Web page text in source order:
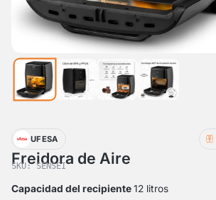
UFESA
Freidora de Aire
SKU: SENSEI
Capacidad del recipiente12 litros